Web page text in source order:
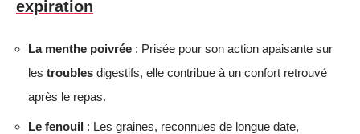
expiration
La menthe poivrée : Prisée pour son action apaisante sur
les troubles digestifs, elle contribue à un confort retrouvé
après le repas.
Le fenouil : Les graines, reconnues de longue date,